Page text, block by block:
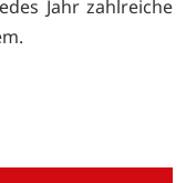
Jahr zahlreiche